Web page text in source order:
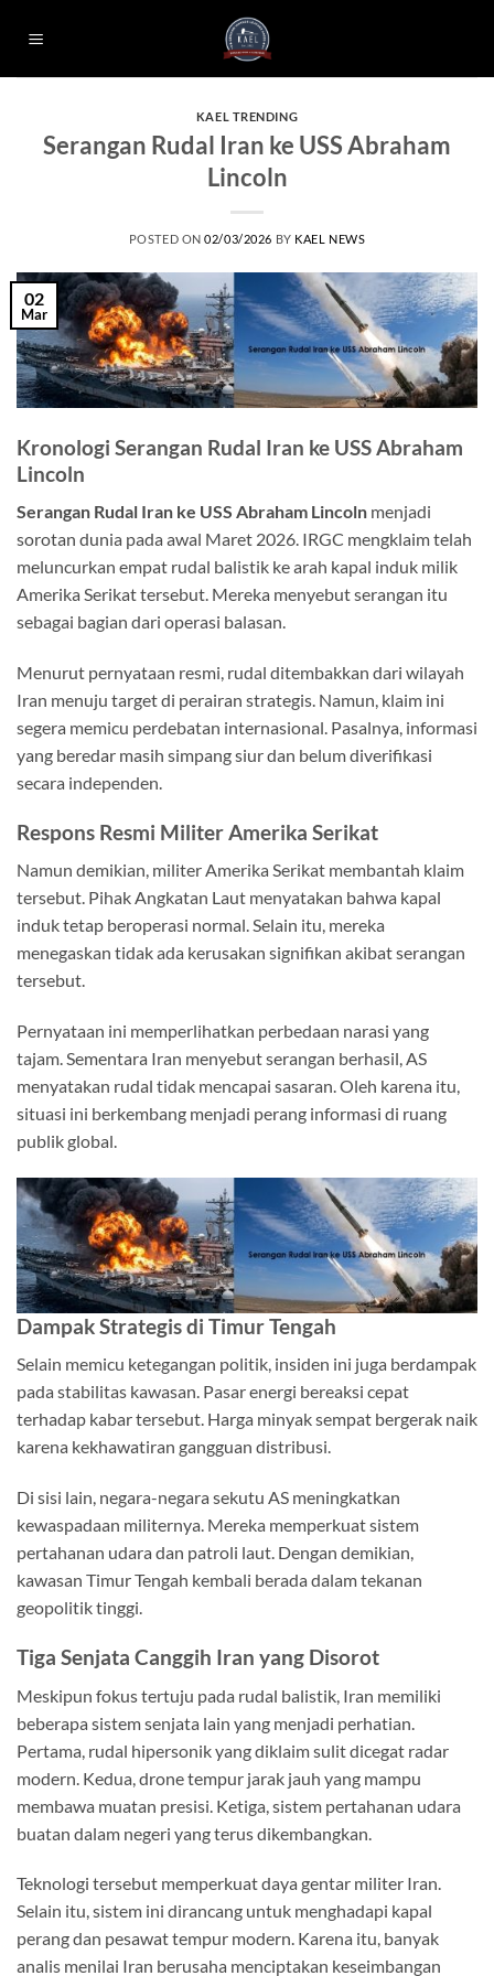
KAEL TRENDING
Serangan Rudal Iran ke USS Abraham
Lincoln
POSTED ON02/03/2026 BY KAEL NEWS
02
Mar
Kronologi Serangan Rudal Iran ke USS Abraham
Lincoln
Serangan Rudal Iran ke USS Abraham Lincoln menjadi
sorotan dunia pada awal Maret 2026. IRGC mengklaim telah
meluncurkan empat rudal balistik ke arah kapal induk milik
Amerika Serikat tersebut. Mereka menyebut serangan itu
sebagai bagian dari operasi balasan.
Menurut pernyataan resmi, rudal ditembakkan dari wilayah
Iran menuju target di perairan strategis. Namun, klaim ini
segera memicu perdebatan internasional. Pasalnya, informasi
yang beredar masih simpang siur dan belum diverifikasi
secara independen.
Respons Resmi Militer Amerika Serikat
Namun demikian, militer Amerika Serikat membantah klaim
tersebut. Pihak Angkatan Laut menyatakan bahwa kapal
induk tetap beroperasi normal. Selain itu, mereka
menegaskan tidak ada kerusakan signifikan akibat serangan
tersebut.
Pernyataan ini memperlihatkan perbedaan narasi yang
tajam. Sementara Iran menyebut serangan berhasil, AS
menyatakan rudal tidak mencapai sasaran. Oleh karena itu,
situasi ini berkembang menjadi perang informasi di ruang
publik global.
Dampak Strategis di Timur Tengah
Selain memicu ketegangan politik, insiden ini juga berdampak
pada stabilitas kawasan. Pasar energi bereaksi cepat
terhadap kabar tersebut. Harga minyak sempat bergerak naik
karena kekhawatiran gangguan distribusi.
Di sisi lain, negara-negara sekutu AS meningkatkan
kewaspadaan militernya. Mereka memperkuat sistem
pertahanan udara dan patroli laut. Dengan demikian,
kawasan Timur Tengah kembali berada dalam tekanan
geopolitik tinggi.
Tiga Senjata Canggih Iran yang Disorot
Meskipun fokus tertuju pada rudal balistik, Iran memiliki
beberapa sistem senjata lain yang menjadi perhatian.
Pertama, rudal hipersonik yang diklaim sulit dicegat radar
modern. Kedua, drone tempur jarak jauh yang mampu
membawa muatan presisi. Ketiga, sistem pertahanan udara
buatan dalam negeri yang terus dikembangkan.
Teknologi tersebut memperkuat daya gentar militer Iran.
Selain itu, sistem ini dirancang untuk menghadapi kapal
perang dan pesawat tempur modern. Karena itu, banyak
analis menilai Iran berusaha menciptakan keseimbangan